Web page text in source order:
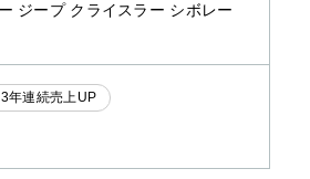
ジープ クライスラー シボレー
3年連続売上UP